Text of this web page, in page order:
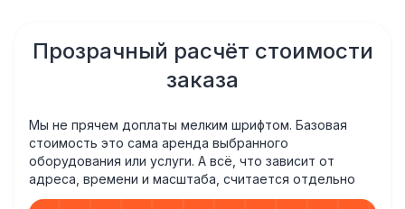
Прозрачный расчёт стоимости
заказа
Мы не прячем доплаты мелким шрифтом. Базовая
стоимость это сама аренда выбранного
оборудования или услуги. А всё, что зависит от
адреса, времени и масштаба, считается отдельно